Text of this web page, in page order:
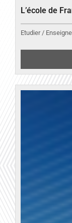
L’école de
Etudier /